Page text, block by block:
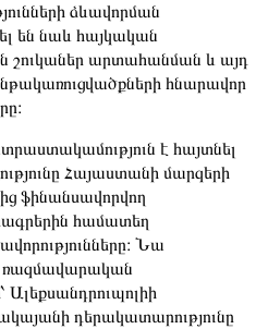
ձևավորման
են նաև հայկական
շուկաներ արտահանման և այդ
հնարավոր
է հայտնել
Հայաստանի մարզերի
ֆինանսավորվող
համատեղ
Նա
ռազմավարական
Ալեքսանդրուպոլիի
դերակատարությունը